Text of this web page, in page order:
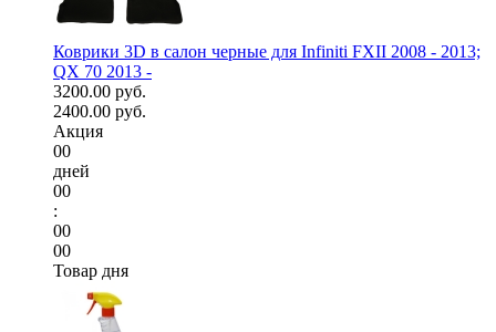
Коврики 3D в салон черные для Infiniti FXII 2008 - 2013;
QX 70 2013 -
3200.00 руб.
2400.00 руб.
Акция
00
дней
00
:
00
00
Товар дня